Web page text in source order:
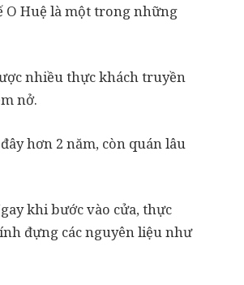
O Huệ là một trong những
nhiều thực khách truyền
nở.
hơn 2 năm, còn quán lâu
khi bước vào cửa, thực
đựng các nguyên liệu như